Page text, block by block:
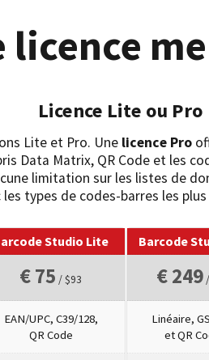
licence
Licence Lite ou Pro
Lite et Pro. Une licence Pro
Data Matrix, QR Code et les
limitation sur les listes de
types de codes-barres les
Studio Lite
€ 75 / $93
EAN/UPC, C39/128,
QR Code
Barcode
€ 249/
Linéaire,
et QR